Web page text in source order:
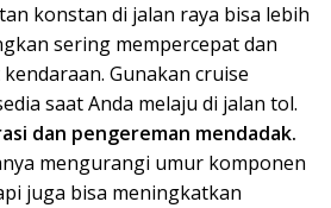
konstan di jalan raya bisa lebih
sering mempercepat dan
Gunakan cruise
saat Anda melaju di jalan tol.
dan pengereman mendadak.
mengurangi umur komponen
juga bisa meningkatkan